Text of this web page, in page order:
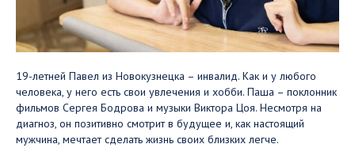
19-летней Павел из Новокузнецка – инвалид. Как и у любого
человека, у него есть свои увлечения и хобби. Паша – поклонник
фильмов Сергея Бодрова и музыки Виктора Цоя. Несмотря на
диагноз, он позитивно смотрит в будущее и, как настоящий
мужчина, мечтает сделать жизнь своих близких легче.